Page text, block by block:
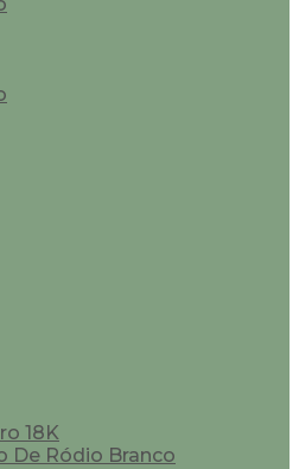
18K
De Ródio Branco